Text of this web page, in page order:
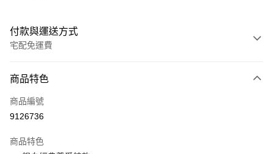
付款與運送方式
宅配免運費
信用卡一次付款
運送方式
宅配
商品特色
商品編號
9126736
商品特色